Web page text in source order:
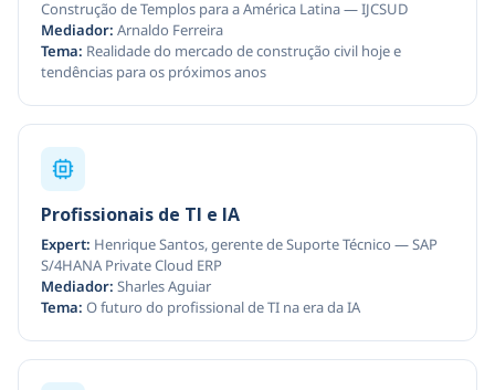
Construção de Templos para a América Latina — IJCSUD
Mediador: Arnaldo Ferreira
Tema: Realidade do mercado de construção civil hoje e
tendências para os próximos anos
Profissionais de TI e IA
Expert: Henrique Santos, gerente de Suporte Técnico — SAP
S/4HANA Private Cloud ERP
Mediador: Sharles Aguiar
Tema: O futuro do profissional de TI na era da IA